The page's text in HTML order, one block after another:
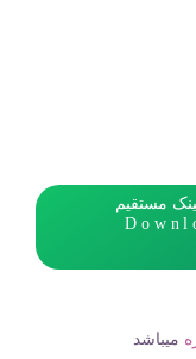
مستقیم
میباشد